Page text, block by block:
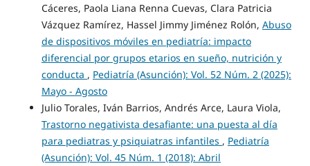
Cáceres, Paola Liana Renna Cuevas, Clara Patricia
Vázquez Ramírez, Hassel Jimmy Jiménez Rolón, Abuso
de dispositivos móviles en pediatría: impacto
diferencial por grupos etarios en sueño, nutrición y
conducta , Pediatría (Asunción): Vol. 52 Núm. 2 (2025):
Mayo - Agosto
Julio Torales, Iván Barrios, Andrés Arce, Laura Viola,
Trastorno negativista desafiante: una puesta al día
para pediatras y psiquiatras infantiles , Pediatría
(Asunción): Vol. 45 Núm. 1 (2018): Abril